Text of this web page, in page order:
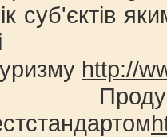
суб'єктів
http://